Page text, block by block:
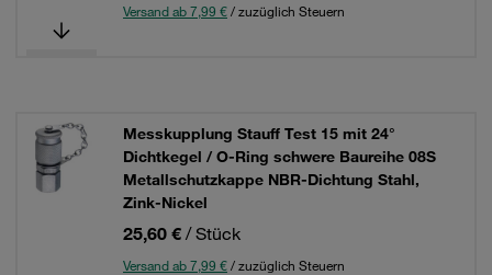
Versand ab 7,99 €/ zuzüglich Steuern
Messkupplung Stauff Test 15 mit 24°
Dichtkegel / O-Ring schwere Baureihe 08S
Metallschutzkappe NBR-Dichtung Stahl,
Zink-Nickel
25,60 € / Stück
Versand ab 7,99 €/ zuzüglich Steuern